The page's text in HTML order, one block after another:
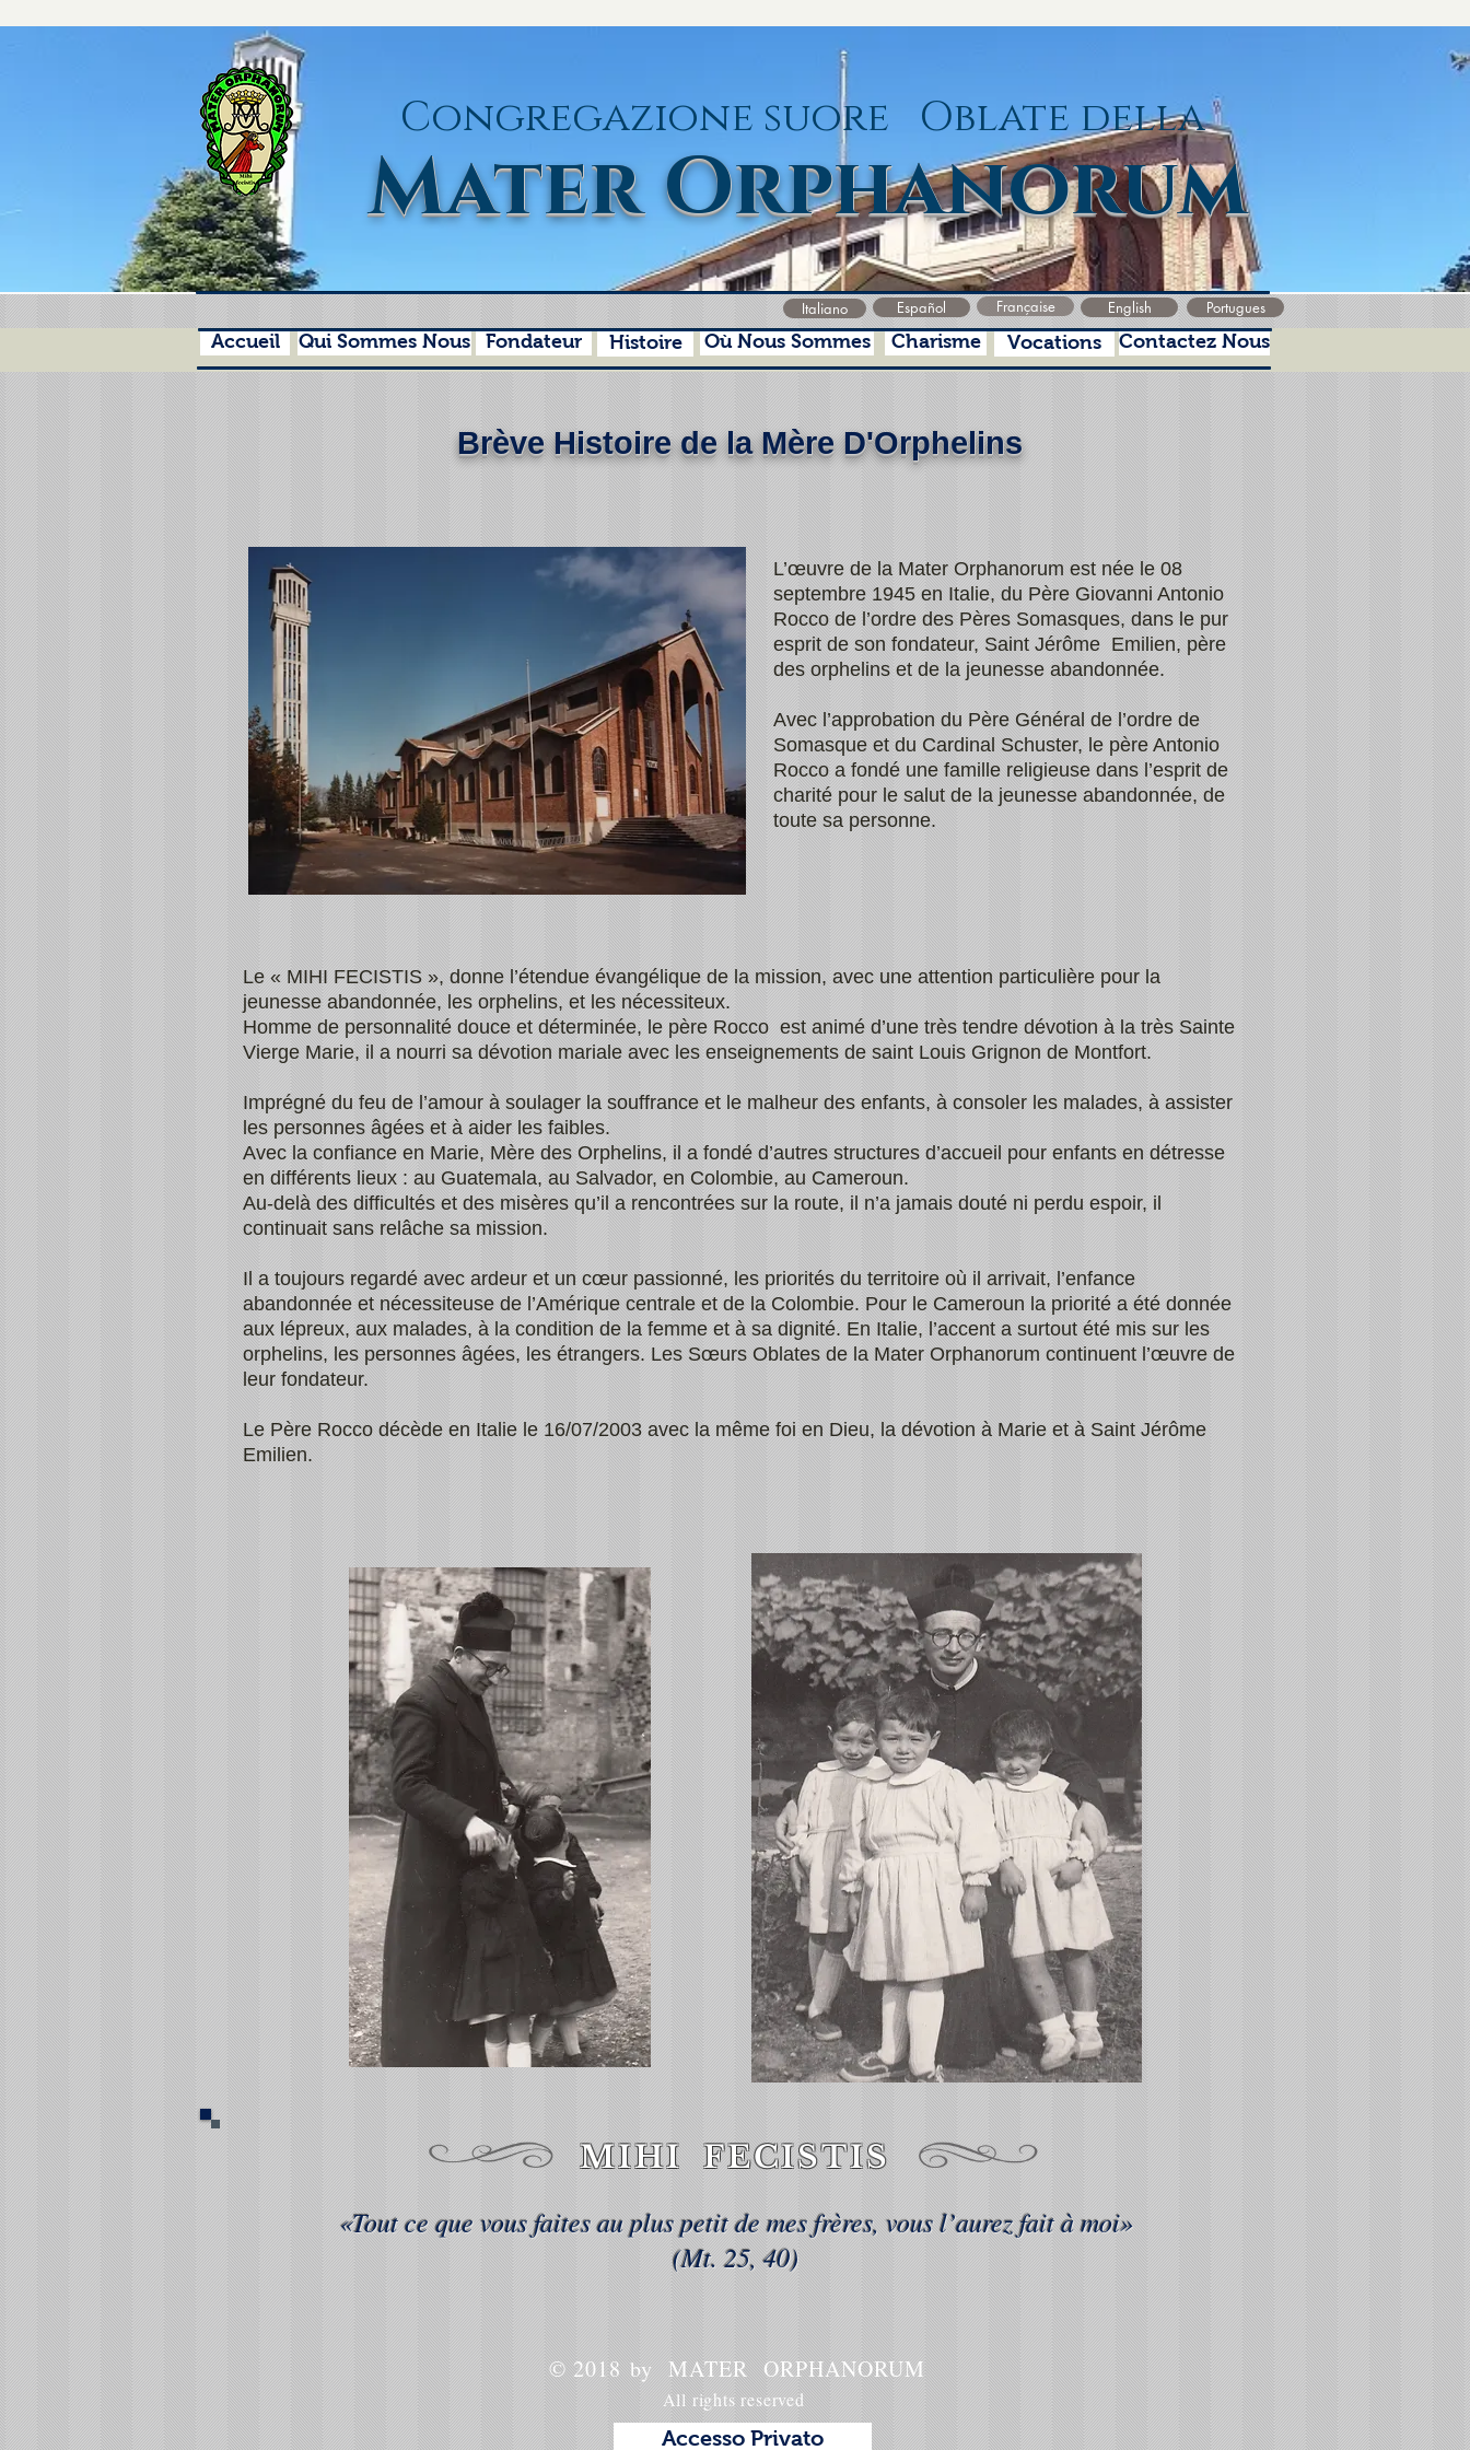
Congregazione suore Oblate della
Mater Orphanorum
Italiano Español Française English Portugues
Accueil Qui Sommes Nous Fondateur Histoire Où Nous Sommes Charisme Vocations Contactez Nous
Brève Histoire de la Mère D'Orphelins
L’œuvre de la Mater Orphanorum est née le 08
septembre 1945 en Italie, du Père Giovanni Antonio
Rocco de l’ordre des Pères Somasques, dans le pur
esprit de son fondateur, Saint Jérôme Emilien, père
des orphelins et de la jeunesse abandonnée.
Avec l’approbation du Père Général de l’ordre de
Somasque et du Cardinal Schuster, le père Antonio
Rocco a fondé une famille religieuse dans l’esprit de
charité pour le salut de la jeunesse abandonnée, de
toute sa personne.
Le « MIHI FECISTIS », donne l’étendue évangélique de la mission, avec une attention particulière pour la
jeunesse abandonnée, les orphelins, et les nécessiteux.
Homme de personnalité douce et déterminée, le père Rocco est animé d’une très tendre dévotion à la très Sainte
Vierge Marie, il a nourri sa dévotion mariale avec les enseignements de saint Louis Grignon de Montfort.
Imprégné du feu de l’amour à soulager la souffrance et le malheur des enfants, à consoler les malades, à assister
les personnes âgées et à aider les faibles.
Avec la confiance en Marie, Mère des Orphelins, il a fondé d’autres structures d’accueil pour enfants en détresse
en différents lieux : au Guatemala, au Salvador, en Colombie, au Cameroun.
Au-delà des difficultés et des misères qu’il a rencontrées sur la route, il n’a jamais douté ni perdu espoir, il
continuait sans relâche sa mission.
Il a toujours regardé avec ardeur et un cœur passionné, les priorités du territoire où il arrivait, l’enfance
abandonnée et nécessiteuse de l’Amérique centrale et de la Colombie. Pour le Cameroun la priorité a été donnée
aux lépreux, aux malades, à la condition de la femme et à sa dignité. En Italie, l’accent a surtout été mis sur les
orphelins, les personnes âgées, les étrangers. Les Sœurs Oblates de la Mater Orphanorum continuent l’œuvre de
leur fondateur.
Le Père Rocco décède en Italie le 16/07/2003 avec la même foi en Dieu, la dévotion à Marie et à Saint Jérôme
Emilien.
MIHI FECISTIS
«Tout ce que vous faites au plus petit de mes frères, vous l’aurez fait à moi»
(Mt. 25, 40)
© 2018 by MATER ORPHANORUM
All rights reserved
Accesso Privato